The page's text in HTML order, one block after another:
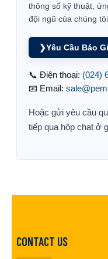
thông số kỹ thuật,
đội ngũ của chúng
❯Yêu Cầu Báo
📞 Điện thoại: (024)
📧 Email:
Hoặc gửi yêu cầu
tiếp qua hộp chat ở
CONTACT US